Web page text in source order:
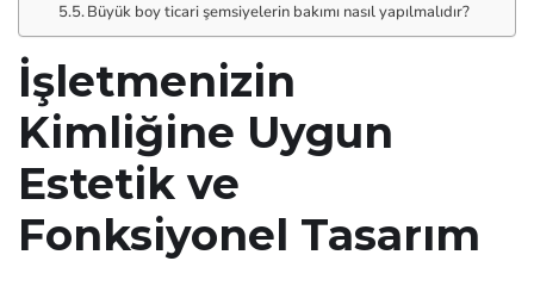
Büyük boy ticari şemsiyelerin bakımı nasıl yapılmalıdır?
İşletmenizin
Kimliğine Uygun
Estetik ve
Fonksiyonel Tasarım